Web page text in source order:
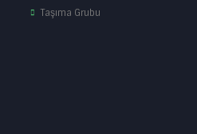
Taşıma Grubu